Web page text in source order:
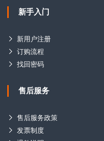
新手入门
新用户注册
订购流程
找回密码
售后服务
售后服务政策
发票制度